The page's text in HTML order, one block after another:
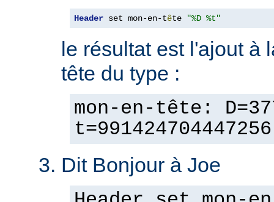
Header set mon-en-tête "%D %t"
le résultat est l'ajout à
tête du type :
mon-en-tête:
t=991424704447256
Dit Bonjour à Joe